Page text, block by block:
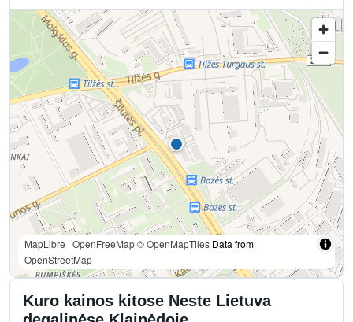
MapLibre | OpenFreeMap© OpenMapTiles Data from
OpenStreetMap
Kuro kainos kitose Neste Lietuva